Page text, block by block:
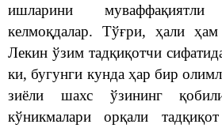
ишларини
келмоқдалар. Тўғри, ҳали
Лекин ўзим тадқиқотчи
ки, бугунги кунда ҳар бир
зиёли шахс ўзининг
кўникмалари орқали